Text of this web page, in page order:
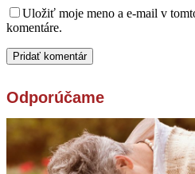
Uložiť moje meno a e-mail v
komentáre.
Odporúčame